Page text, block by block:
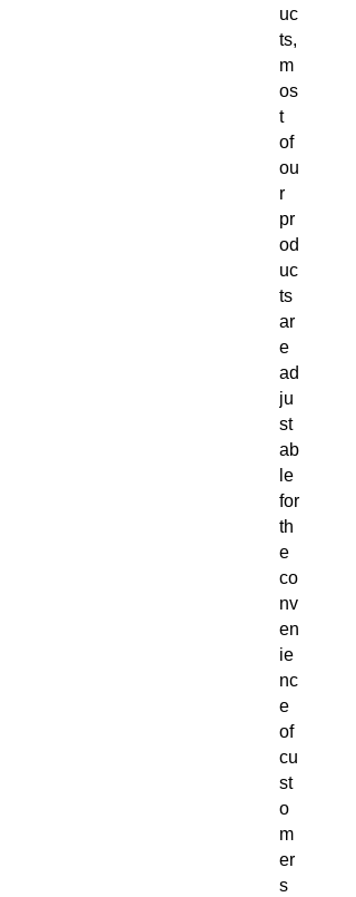
uc
ts,
m
os
t
of
ou
r
pr
od
uc
ts
ar
e
ad
ju
st
ab
le
for
th
e
co
nv
en
ie
nc
e
of
cu
st
o
m
er
s